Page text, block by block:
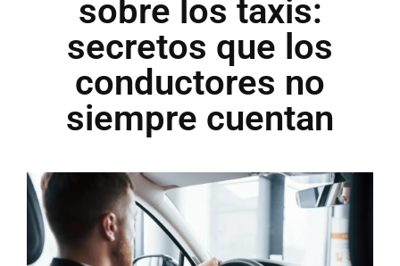
sobre los taxis:
secretos que los
conductores no
siempre cuentan